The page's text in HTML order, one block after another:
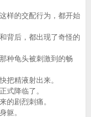
的交配行为，都开始
后，都出现了奇怪的
龟头被刺激到的畅
把精液射出来。
式降临了。
剧烈刺痛。
躯。